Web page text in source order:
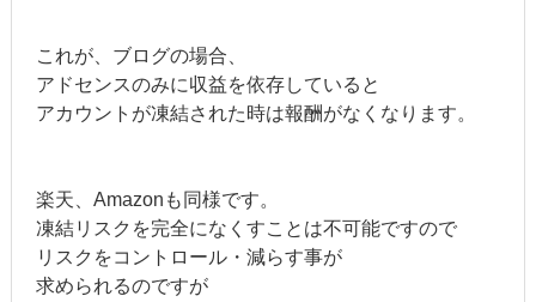
これが、ブログの場合、
アドセンスのみに収益を依存していると
アカウントが凍結された時は報酬がなくなります。
楽天、Amazonも同様です。
凍結リスクを完全になくすことは不可能ですので
リスクをコントロール・減らす事が
求められるのですが